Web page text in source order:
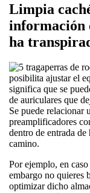
Limpia
información
ha
posibilita ajustar el
significa que se
de auriculares que
Se puede
preamplificadores
dentro de entrada
camino.
Por ejemplo, en
embargo no quieres
optimizar dicho